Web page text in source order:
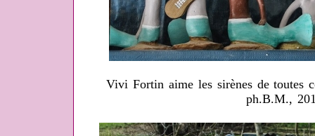
Vivi Fortin aime les sirènes de toutes
ph.B.M.,